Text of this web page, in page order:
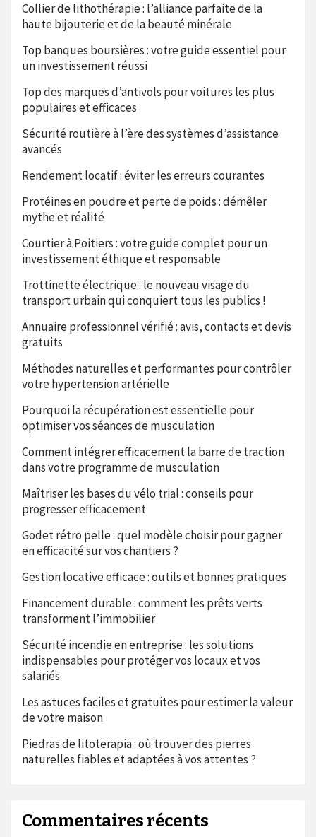
Collier de lithothérapie : l’alliance parfaite de la
haute bijouterie et de la beauté minérale
Top banques boursières : votre guide essentiel pour
un investissement réussi
Top des marques d’antivols pour voitures les plus
populaires et efficaces
Sécurité routière à l’ère des systèmes d’assistance
avancés
Rendement locatif : éviter les erreurs courantes
Protéines en poudre et perte de poids : démêler
mythe et réalité
Courtier à Poitiers : votre guide complet pour un
investissement éthique et responsable
Trottinette électrique : le nouveau visage du
transport urbain qui conquiert tous les publics !
Annuaire professionnel vérifié : avis, contacts et devis
gratuits
Méthodes naturelles et performantes pour contrôler
votre hypertension artérielle
Pourquoi la récupération est essentielle pour
optimiser vos séances de musculation
Comment intégrer efficacement la barre de traction
dans votre programme de musculation
Maîtriser les bases du vélo trial : conseils pour
progresser efficacement
Godet rétro pelle : quel modèle choisir pour gagner
en efficacité sur vos chantiers ?
Gestion locative efficace : outils et bonnes pratiques
Financement durable : comment les prêts verts
transforment l’immobilier
Sécurité incendie en entreprise : les solutions
indispensables pour protéger vos locaux et vos
salariés
Les astuces faciles et gratuites pour estimer la valeur
de votre maison
Piedras de litoterapia : où trouver des pierres
naturelles fiables et adaptées à vos attentes ?
Commentaires récents